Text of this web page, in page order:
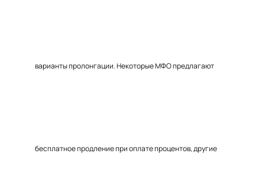
варианты пролонгации. Некоторые МФО предлагают
бесплатное продление при оплате процентов, другие